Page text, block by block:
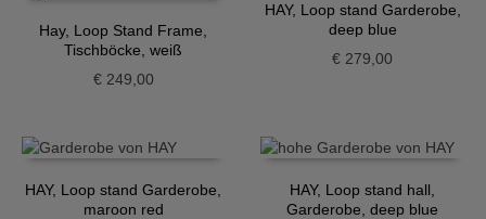
Hay, Loop Stand Frame,
Tischböcke, weiß
€249,00
HAY, Loop stand Garderobe,
deep blue
€ 279,00
HAY, Loop stand Garderobe,
maroon red
HAY, Loop stand hall,
Garderobe, deep blue